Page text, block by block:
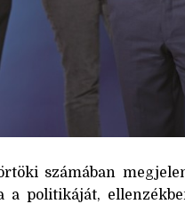
számában
a politikáját,